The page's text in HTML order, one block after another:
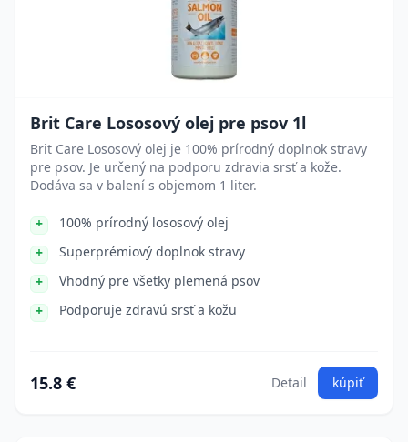
Brit Care Lososový olej pre psov 1l
Brit Care Lososový olej je 100% prírodný doplnok stravy
pre psov. Je určený na podporu zdravia srsť a kože.
Dodáva sa v balení s objemom 1 liter.
100% prírodný lososový olej
Superprémiový doplnok stravy
Vhodný pre všetky plemená psov
Podporuje zdravú srsť a kožu
15.8 € Detail kúpiť